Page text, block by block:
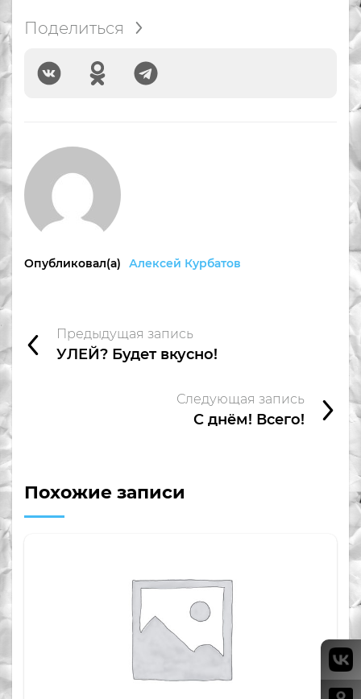
Поделиться
Опубликовал(а) Алексей Курбатов
Предыдущая запись
УЛЕЙ? Будет вкусно!
Следующая запись
С днём! Всего!
Похожие записи